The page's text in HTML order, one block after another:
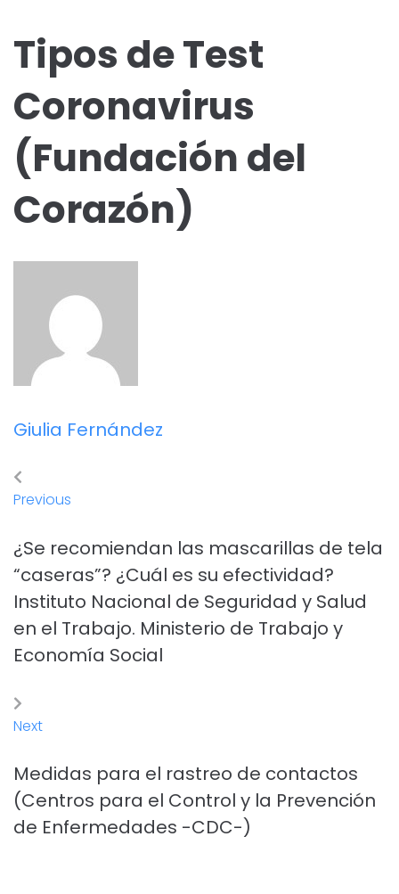
Tipos de Test
Coronavirus
(Fundación del
Corazón)
Giulia Fernández
Previous
¿Se recomiendan las mascarillas de tela
“caseras”? ¿Cuál es su efectividad?
Instituto Nacional de Seguridad y Salud
en el Trabajo. Ministerio de Trabajo y
Economía Social
Next
Medidas para el rastreo de contactos
(Centros para el Control y la Prevención
de Enfermedades -CDC-)